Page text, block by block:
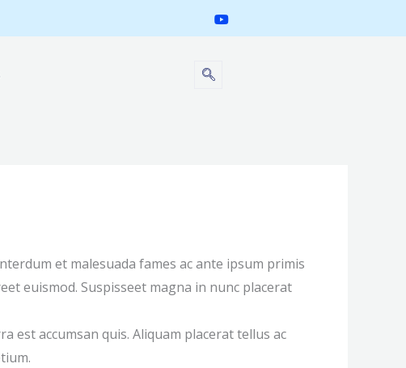
et malesuada fames ac ante ipsum primis
euismod. Suspisseet magna in nunc placerat
est accumsan quis. Aliquam placerat tellus ac